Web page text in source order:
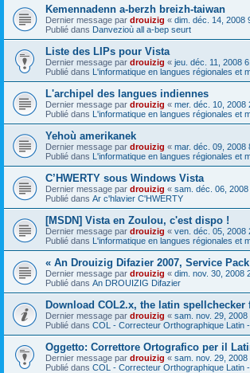
Kemennadenn a-berzh breizh-taiwan
Dernier message par drouizig « dim. déc. 14, 2008
Publié dans Danvezioù all a-bep seurt
Liste des LIPs pour Vista
Dernier message par drouizig « jeu. déc. 11, 2008
Publié dans L'informatique en langues régionales et
L'archipel des langues indiennes
Dernier message par drouizig « mer. déc. 10, 2008
Publié dans L'informatique en langues régionales et
Yehoù amerikanek
Dernier message par drouizig « mar. déc. 09, 2008
Publié dans L'informatique en langues régionales et
C’HWERTY sous Windows Vista
Dernier message par drouizig « sam. déc. 06,
Publié dans Ar c'hlavier C'HWERTY
[MSDN] Vista en Zoulou, c'est dispo !
Dernier message par drouizig « ven. déc. 05, 2008
Publié dans L'informatique en langues régionales et
« An Drouizig Difazier 2007, Service
Dernier message par drouizig « dim. nov. 30, 2008
Publié dans An DROUIZIG Difazier
Download COL2.x, the latin
Dernier message par drouizig « sam. nov. 29, 2008
Publié dans COL - Correcteur Orthographique Latin
Oggetto: Correttore Ortografico per il
Dernier message par drouizig « sam. nov. 29, 2008
Publié dans COL - Correcteur Orthographique Latin